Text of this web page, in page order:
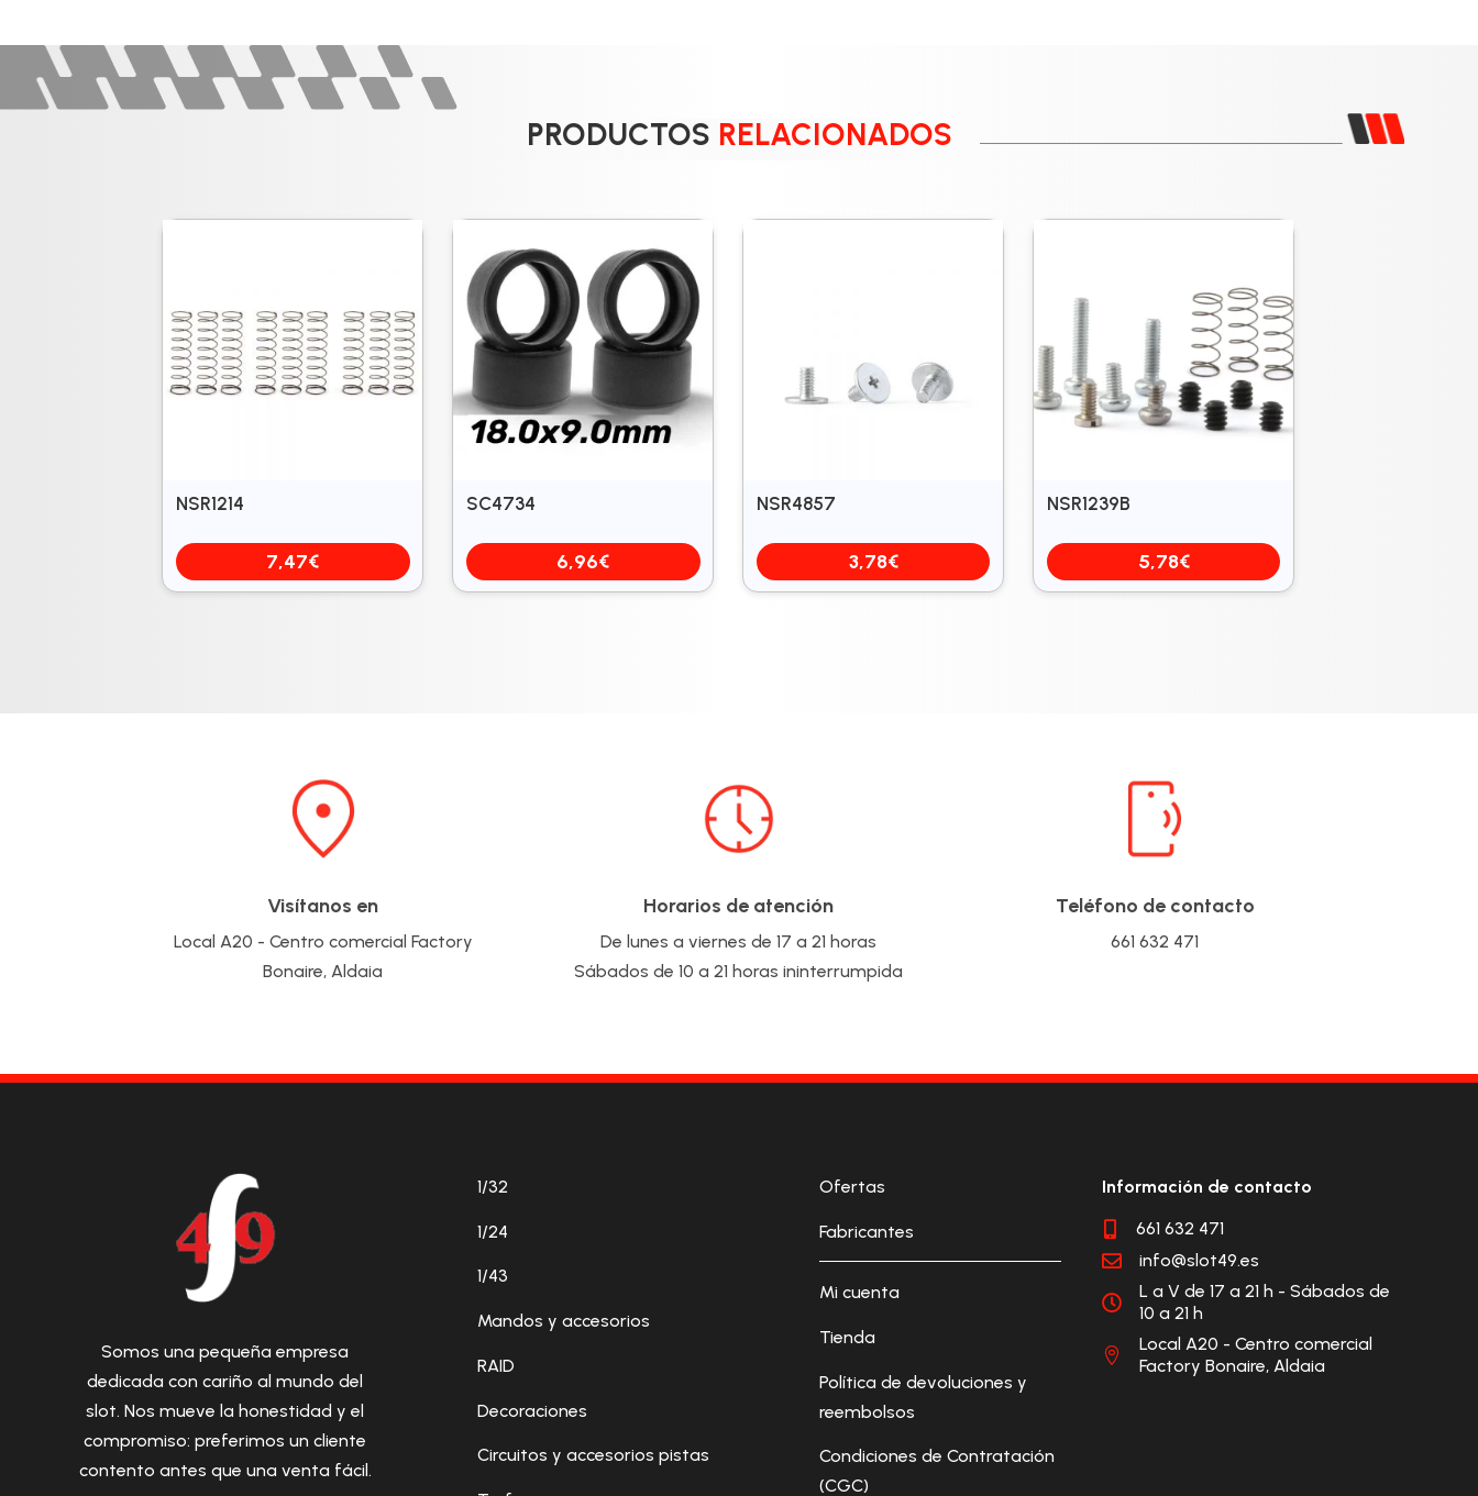
PRODUCTOS RELACIONADOS
NSR1214
7,47€
SC4734
6,96€
NSR4857
3,78€
NSR1239B
5,78€
Visítanos en
Local A20 - Centro comercial Factory
Bonaire, Aldaia
Horarios de atención
De lunes a viernes de 17 a 21 horas
Sábados de 10 a 21 horas ininterrumpida
Teléfono de contacto
661 632 471
Somos una pequeña empresa
dedicada con cariño al mundo del
slot. Nos mueve la honestidad y el
compromiso: preferimos un cliente
contento antes que una venta fácil.
1/32
1/24
1/43
Mandos y accesorios
RAID
Decoraciones
Circuitos y accesorios pistas
Ofertas
Fabricantes
Mi cuenta
Tienda
Política de devoluciones y
reembolsos
Condiciones de Contratación
(CGC)
Información de contacto
 661 632 471
 info@slot49.es

L a V de 17 a 21 h - Sábados de
10 a 21 h

Local A20 - Centro comercial
Factory Bonaire, Aldaia